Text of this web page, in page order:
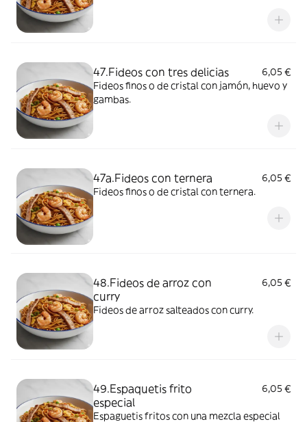
47.Fideos con tres delicias
6,05 €
Fideos finos o de cristal con jamón, huevo y
gambas.
47a.Fideos con ternera
6,05 €
Fideos finos o de cristal con ternera.
48.Fideos de arroz con
curry
6,05 €
Fideos de arroz salteados con curry.
49.Espaquetis frito
especial
6,05 €
Espaguetis fritos con una mezcla especial